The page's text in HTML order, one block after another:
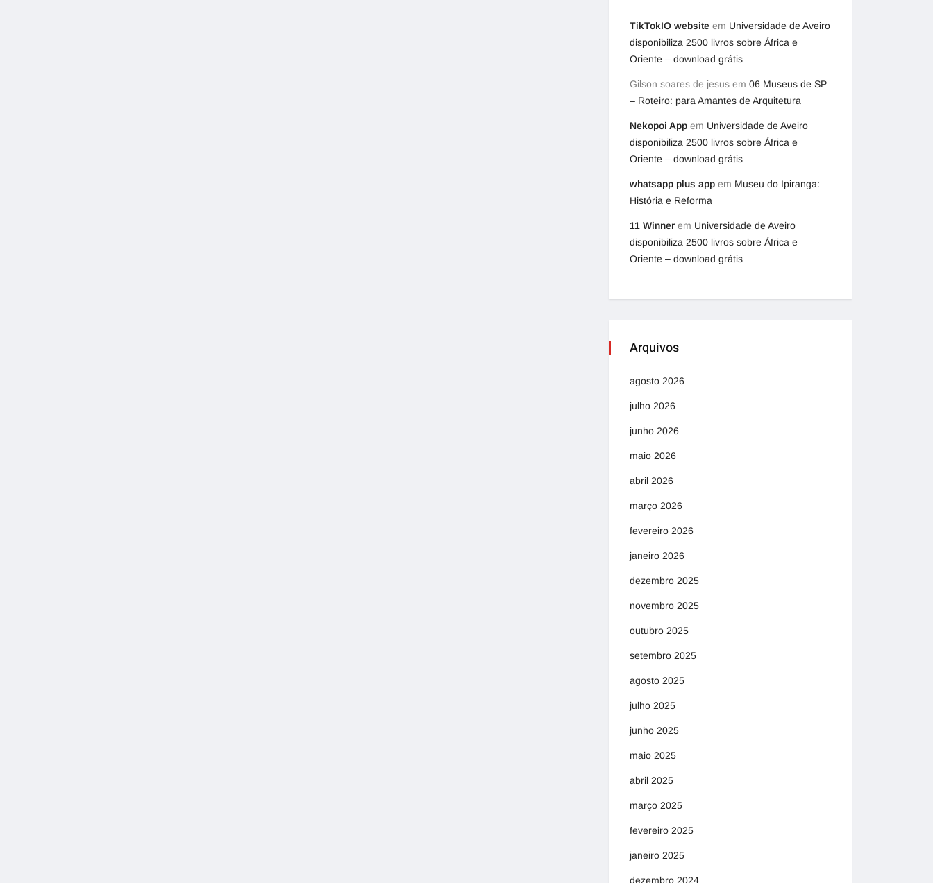
TikTokIO website em Universidade de Aveiro
disponibiliza 2500 livros sobre África e
Oriente – download grátis
Gilson soares de jesus em 06 Museus de SP
– Roteiro: para Amantes de Arquitetura
Nekopoi App em Universidade de Aveiro
disponibiliza 2500 livros sobre África e
Oriente – download grátis
whatsapp plus app em Museu do Ipiranga:
História e Reforma
11 Winner em Universidade de Aveiro
disponibiliza 2500 livros sobre África e
Oriente – download grátis
Arquivos
agosto 2026
julho 2026
junho 2026
maio 2026
abril 2026
março 2026
fevereiro 2026
janeiro 2026
dezembro 2025
novembro 2025
outubro 2025
setembro 2025
agosto 2025
julho 2025
junho 2025
maio 2025
abril 2025
março 2025
fevereiro 2025
janeiro 2025
dezembro 2024